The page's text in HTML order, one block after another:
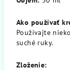
Ako používať
Používajte
suché ruky.
Zloženie: